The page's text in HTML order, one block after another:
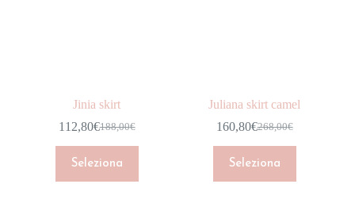
Jinia skirt
188,00€
112,80€
Seleziona
Juliana skirt camel
268,00€
160,80€
Seleziona